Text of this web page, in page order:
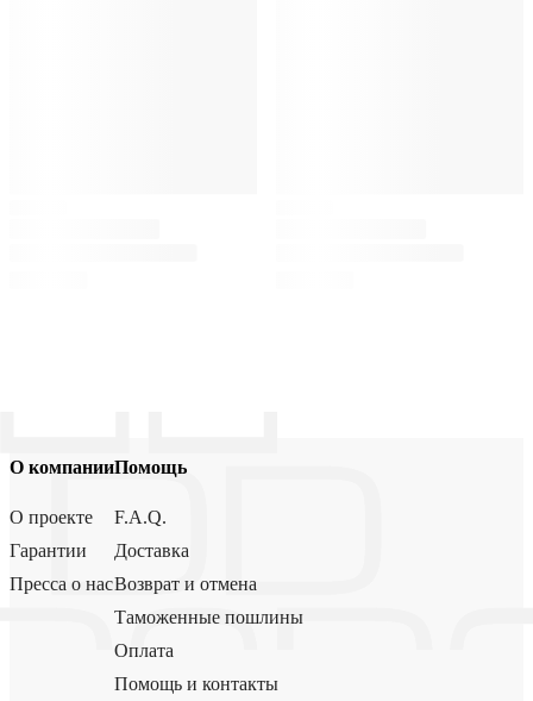
О компании
О проекте
Гарантии
Пресса о нас
Помощь
F.A.Q.
Доставка
Возврат и отмена
Таможенные пошлины
Оплата
Помощь и контакты